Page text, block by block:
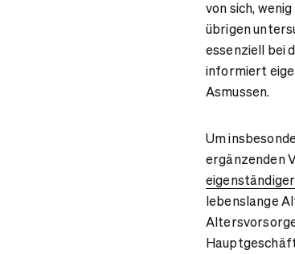
von sich,
übrigen
essenziell bei
informiert
Asmussen.
Um
ergänzenden
lebenslange